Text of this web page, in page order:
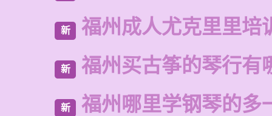
新 福州成人尤克里里培
新 福州买古筝的琴行有
新 福州哪里学钢琴的多